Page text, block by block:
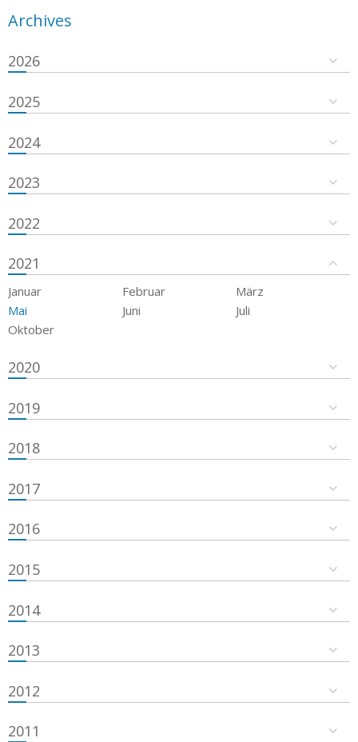
Archives
2026
2025
2024
2023
2022
2021
Januar Februar
März
Mai
Juni
Juli
Oktober
2020
2019
2018
2017
2016
2015
2014
2013
2012
2011